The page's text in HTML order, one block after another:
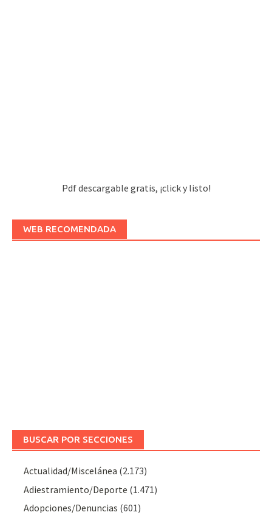
Pdf descargable gratis, ¡click y listo!
WEB RECOMENDADA
BUSCAR POR SECCIONES
Actualidad/Miscelánea (2.173)
Adiestramiento/Deporte (1.471)
Adopciones/Denuncias (601)